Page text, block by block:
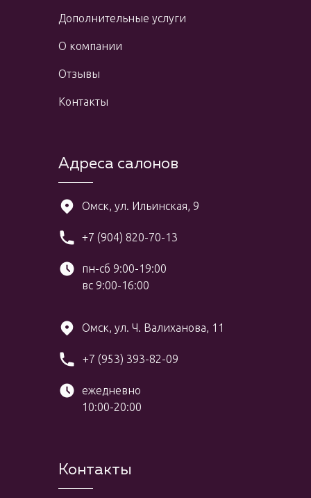
Адреса салонов
+7 (904) 820-70-13
пн-сб 9:00-19:00
вс 9:00-16:00
Омск, ул. Ильинская, 9
+7 (953) 393-82-09
ежедневно
10:00-20:00
Омск, ул. Ч. Валиханова, 11
Контакты
Дополнительные услуги
О компании
Отзывы
Контакты